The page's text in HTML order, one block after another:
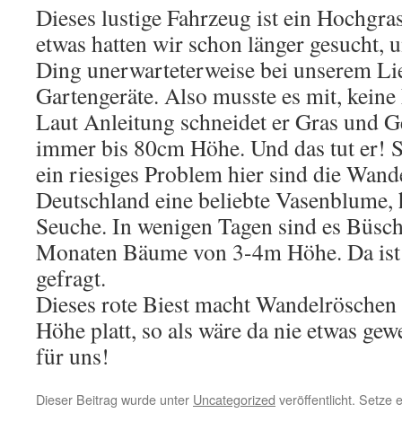
Dieses lustige Fahrzeug ist ein
etwas hatten wir schon länger gesucht,
Ding unerwarteterweise bei unserem
Gartengeräte. Also musste es mit,
Laut Anleitung schneidet er Gras und
immer bis 80cm Höhe. Und das tut er!
ein riesiges Problem hier sind die
Deutschland eine beliebte
Seuche. In wenigen Tagen sind es
Monaten Bäume von 3-4m Höhe. Da
gefragt.
Dieses rote Biest macht
Höhe platt, so als wäre da nie etwas
für uns!
Dieser Beitrag wurde unter Uncategorized veröffentlicht. Setze